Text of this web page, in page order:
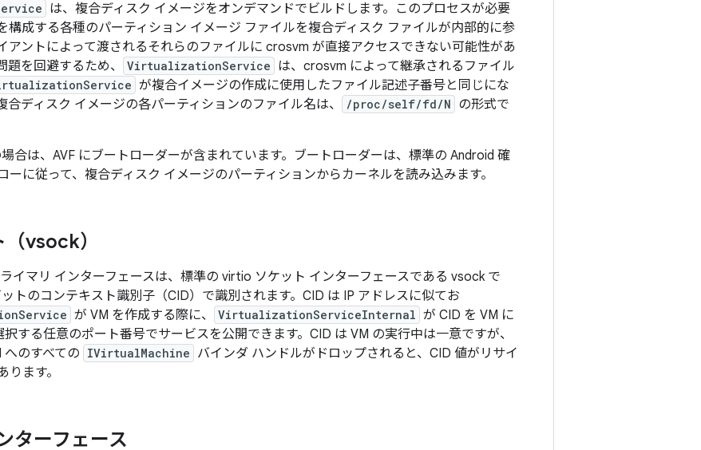
は、複合ディスク イメージをオンデマンドでビルドします。このプロセスが必要
構成する各種のパーティション イメージ ファイルを複合ディスク ファイルが内部的に参
アントによって渡されるそれらのファイルに crosvm が直接アクセスできない可能性があ
題を回避するため、
VirtualizationService は、crosvm によって継承されるファイル
が複合イメージの作成に使用したファイル記述子番号と同じにな
合ディスク イメージの各パーティションのファイル名は、
/proc/self/fd/N の形式で
合は、AVF にブートローダーが含まれています。ブートローダーは、標準の Android 確
ーに従って、複合ディスク イメージのパーティションからカーネルを読み込みます。
vsock）
イマリ インターフェースは、標準の virtio ソケット インターフェースである vsock で
トのコンテキスト識別子（CID）で識別されます。CID は IP アドレスに似てお
が VM を作成する際に、 VirtualizationServiceInternal が CID を VM に
する任意のポート番号でサービスを公開できます。CID は VM の実行中は一意ですが、
へのすべての IVirtualMachine バインダ ハンドルがドロップされると、CID 値がリサイ
ます。
ターフェース